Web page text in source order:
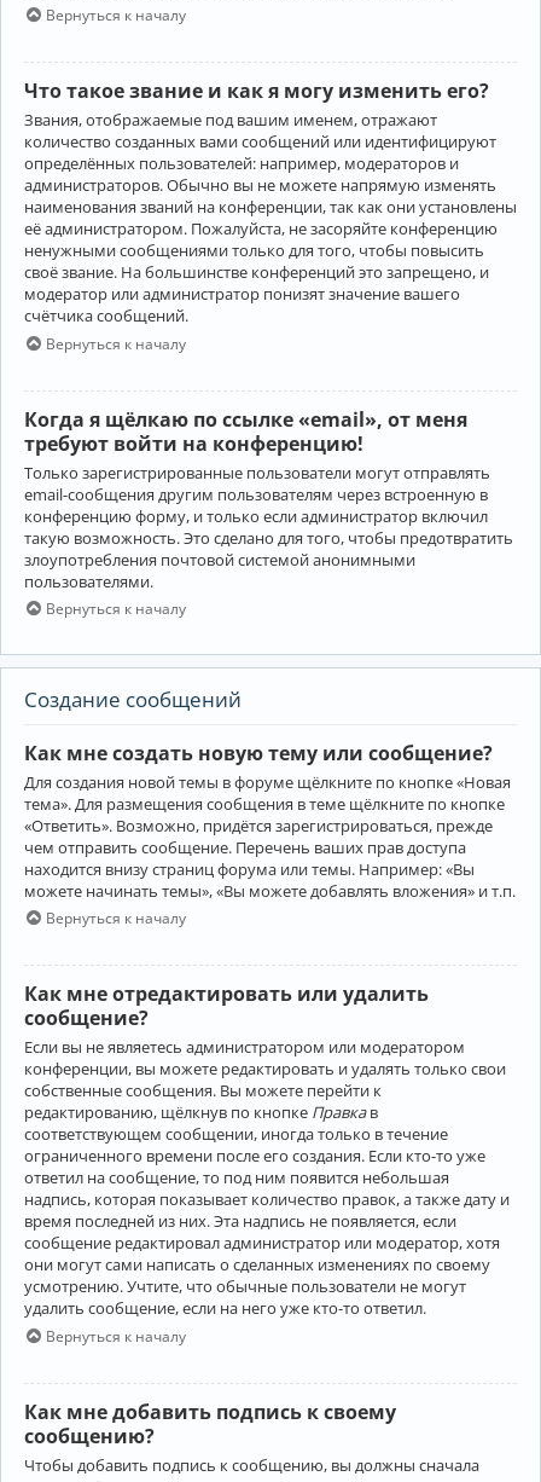
Вернуться к началу
Что такое звание и как я могу изменить его?
Звания, отображаемые под вашим именем, отражают
количество созданных вами сообщений или идентифицируют
определённых пользователей: например, модераторов и
администраторов. Обычно вы не можете напрямую изменять
наименования званий на конференции, так как они установлены
её администратором. Пожалуйста, не засоряйте конференцию
ненужными сообщениями только для того, чтобы повысить
своё звание. На большинстве конференций это запрещено, и
модератор или администратор понизят значение вашего
счётчика сообщений.
Вернуться к началу
Когда я щёлкаю по ссылке «email», от меня
требуют войти на конференцию!
Только зарегистрированные пользователи могут отправлять
email-сообщения другим пользователям через встроенную в
конференцию форму, и только если администратор включил
такую возможность. Это сделано для того, чтобы предотвратить
злоупотребления почтовой системой анонимными
пользователями.
Вернуться к началу
Создание сообщений
Как мне создать новую тему или сообщение?
Для создания новой темы в форуме щёлкните по кнопке «Новая
тема». Для размещения сообщения в теме щёлкните по кнопке
«Ответить». Возможно, придётся зарегистрироваться, прежде
чем отправить сообщение. Перечень ваших прав доступа
находится внизу страниц форума или темы. Например: «Вы
можете начинать темы», «Вы можете добавлять вложения» и т.п.
Вернуться к началу
Как мне отредактировать или удалить
сообщение?
Если вы не являетесь администратором или модератором
конференции, вы можете редактировать и удалять только свои
собственные сообщения. Вы можете перейти к
редактированию, щёлкнув по кнопке Правкав
соответствующем сообщении, иногда только в течение
ограниченного времени после его создания. Если кто-то уже
ответил на сообщение, то под ним появится небольшая
надпись, которая показывает количество правок, а также дату и
время последней из них. Эта надпись не появляется, если
сообщение редактировал администратор или модератор, хотя
они могут сами написать о сделанных изменениях по своему
усмотрению. Учтите, что обычные пользователи не могут
удалить сообщение, если на него уже кто-то ответил.
Вернуться к началу
Как мне добавить подпись к своему
сообщению?
Чтобы добавить подпись к сообщению, вы должны сначала